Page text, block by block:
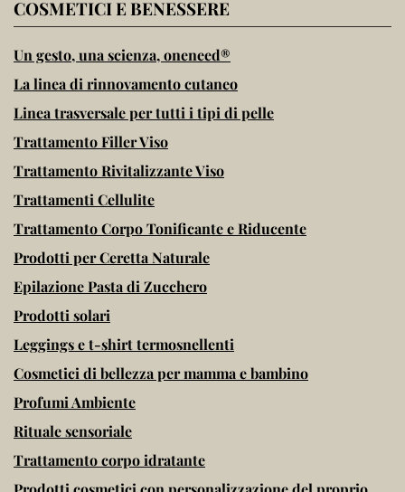
COSMETICI E BENESSERE
Un gesto, una scienza, oneneed®
La linea di rinnovamento cutaneo
Linea trasversale per tutti i tipi di pelle
Trattamento Filler Viso
Trattamento Rivitalizzante Viso
Trattamenti Cellulite
Trattamento Corpo Tonificante e Riducente
Prodotti per Ceretta Naturale
Epilazione Pasta di Zucchero
Prodotti solari
Leggings e t-shirt termosnellenti
Cosmetici di bellezza per mamma e bambino
Profumi Ambiente
Rituale sensoriale
Trattamento corpo idratante